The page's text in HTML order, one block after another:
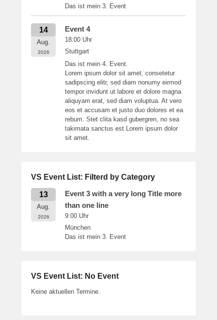
Das ist mein 3. Event
14
Aug.
2026
Event 4
18:00 Uhr
Stuttgart
Das ist mein 4. Event.
Lorem ipsum dolor sit amet, consetetur
sadipscing elitr, sed diam nonumy eirmod
tempor invidunt ut labore et dolore magna
aliquyam erat, sed diam voluptua. At vero
eos et accusam et justo duo dolores et ea
rebum. Stet clita kasd gubergren, no sea
takimata sanctus est Lorem ipsum dolor
sit amet.
VS Event List: Filterd by Category
13
Aug.
2026
Event 3 with a very long Title more
than one line
9:00 Uhr
München
Das ist mein 3. Event
VS Event List: No Event
Keine aktuellen Termine.